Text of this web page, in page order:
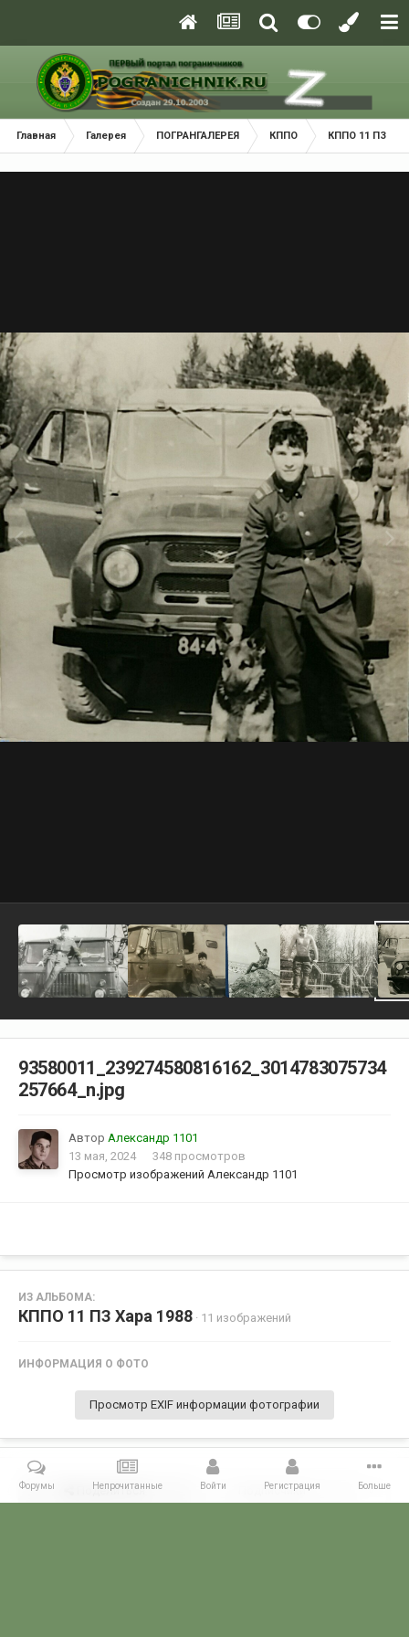
Главная Галерея ПОГРАНГАЛЕРЕЯ КППО КППО 11 ПЗ
93580011_239274580816162_3014783075734
257664_n.jpg
Автор Александр 1101
13 мая, 2024
348 просмотров
Просмотр изображений Александр 1101
ИЗ АЛЬБОМА:
КППО 11 ПЗ Хара 1988 · 11 изображений
ИНФОРМАЦИЯ О ФОТО
Просмотр EXIF информации фотографии
Поделиться Подписчики 0
Форумы Непрочитанные Войти Регистрация Больше